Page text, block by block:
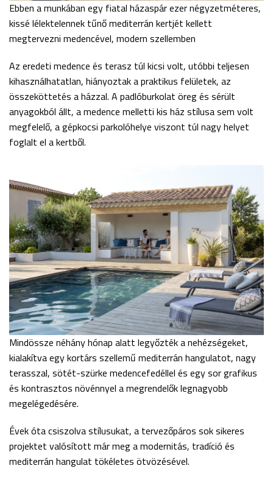
Ebben a munkában egy fiatal házaspár ezer négyzetméteres,
kissé lélektelennek tűnő mediterrán kertjét kellett
megtervezni medencével, modern szellemben
Az eredeti medence és terasz túl kicsi volt, utóbbi teljesen
kihasználhatatlan, hiányoztak a praktikus felületek, az
összeköttetés a házzal. A padlóburkolat öreg és sérült
anyagokból állt, a medence melletti kis ház stílusa sem volt
megfelelő, a gépkocsi parkolóhelye viszont túl nagy helyet
foglalt el a kertből.
Mindössze néhány hónap alatt legyőzték a nehézségeket,
kialakítva egy kortárs szellemű mediterrán hangulatot, nagy
terasszal, sötét-szürke medencefedéllel és egy sor grafikus
és kontrasztos növénnyel a megrendelők legnagyobb
megelégedésére.
Évek óta csiszolva stílusukat, a tervezőpáros sok sikeres
projektet valósított már meg a modernitás, tradíció és
mediterrán hangulat tökéletes ötvözésével.